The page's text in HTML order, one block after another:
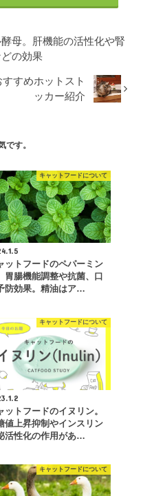
母。肝機能の活性化や腎
の効果
すめホットスト
ッカー紹介
です。
キャットフードについて
ットフードのペパーミン
胃腸機能調整や抗菌、口
防効果。精油はア…
キャットフードについて
ットフードのイヌリン。
値上昇抑制やインスリン
活性化の作用があ…
キャットフードについて